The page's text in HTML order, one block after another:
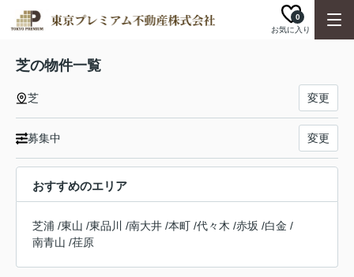
お気に入り
0
芝の物件一覧
芝 変更
募集中 変更
おすすめのエリア
芝浦 /東山 /東品川 /南大井 /本町 /代々木 /赤坂 /白金 /
南青山 /荏原